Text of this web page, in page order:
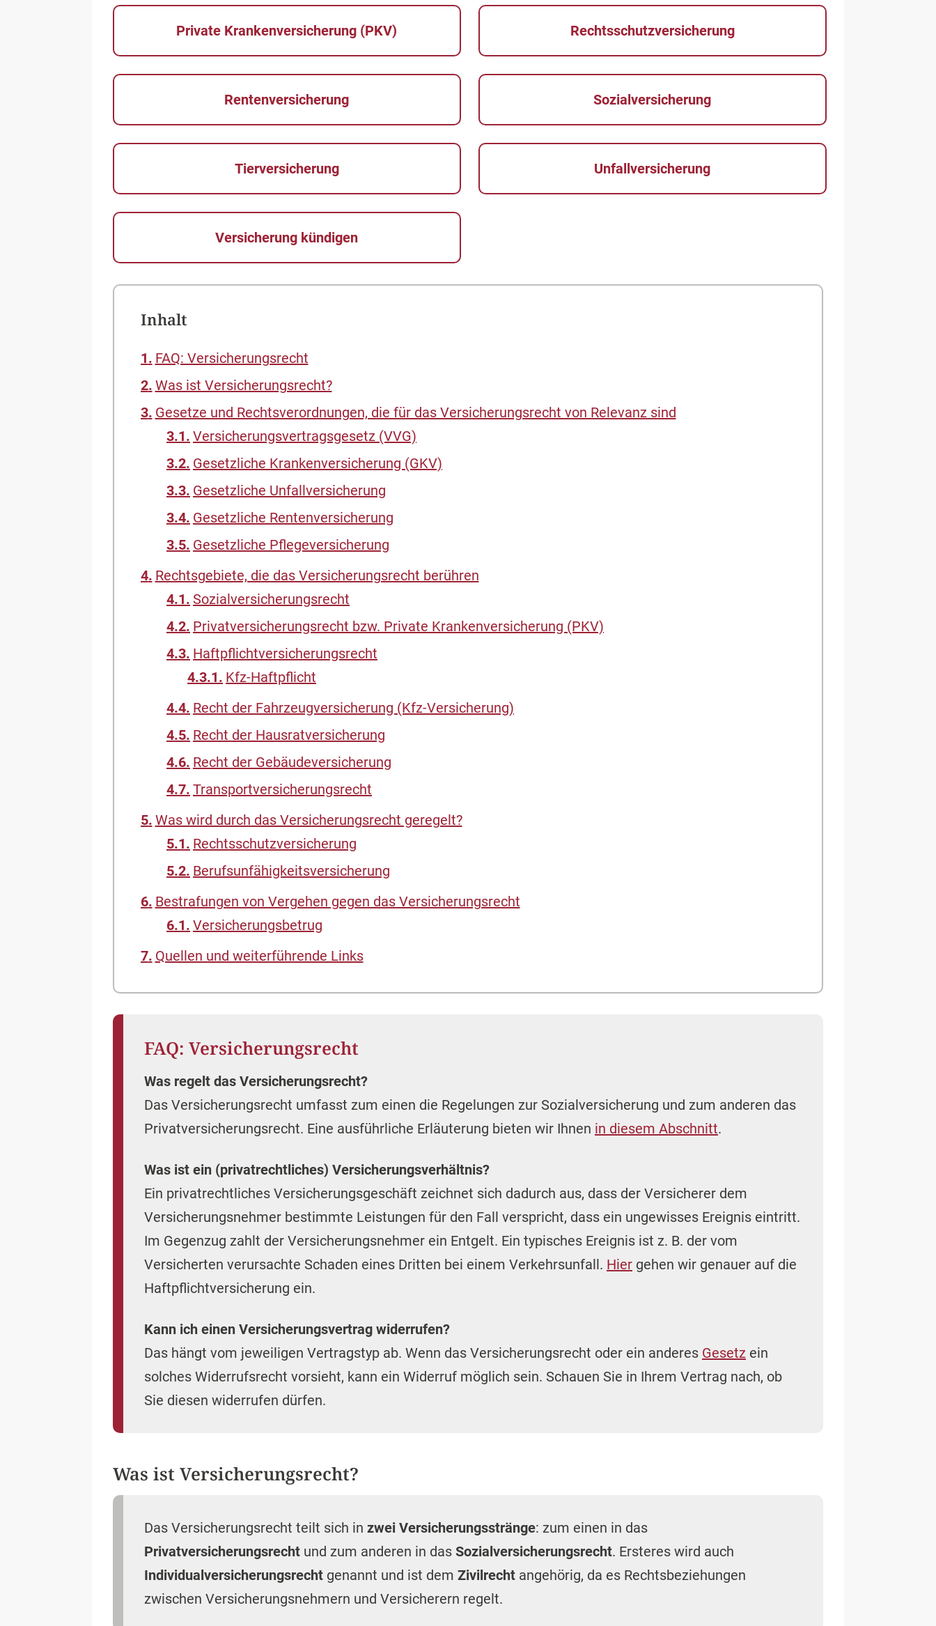
Private Krankenversicherung (PKV) Rechtsschutzversicherung
Rentenversicherung Sozialversicherung
Tierversicherung Unfallversicherung
Versicherung kündigen
Inhalt
FAQ: Versicherungsrecht
Was ist Versicherungsrecht?
Gesetze und Rechtsverordnungen, die für das Versicherungsrecht von Relevanz sind
Versicherungsvertragsgesetz (VVG)
Gesetzliche Krankenversicherung (GKV)
Gesetzliche Unfallversicherung
Gesetzliche Rentenversicherung
Gesetzliche Pflegeversicherung
Rechtsgebiete, die das Versicherungsrecht berühren
Sozialversicherungsrecht
Privatversicherungsrecht bzw. Private Krankenversicherung (PKV)
Haftpflichtversicherungsrecht
Kfz-Haftpflicht
Recht der Fahrzeugversicherung (Kfz-Versicherung)
Recht der Hausratversicherung
Recht der Gebäudeversicherung
Transportversicherungsrecht
Was wird durch das Versicherungsrecht geregelt?
Rechtsschutzversicherung
Berufsunfähigkeitsversicherung
Bestrafungen von Vergehen gegen das Versicherungsrecht
Versicherungsbetrug
Quellen und weiterführende Links
FAQ: Versicherungsrecht
Was regelt das Versicherungsrecht?
Das Versicherungsrecht umfasst zum einen die Regelungen zur Sozialversicherung und zum anderen das
Privatversicherungsrecht. Eine ausführliche Erläuterung bieten wir Ihnen in diesem Abschnitt.
Was ist ein (privatrechtliches) Versicherungsverhältnis?
Ein privatrechtliches Versicherungsgeschäft zeichnet sich dadurch aus, dass der Versicherer dem
Versicherungsnehmer bestimmte Leistungen für den Fall verspricht, dass ein ungewisses Ereignis eintritt.
Im Gegenzug zahlt der Versicherungsnehmer ein Entgelt. Ein typisches Ereignis ist z. B. der vom
Versicherten verursachte Schaden eines Dritten bei einem Verkehrsunfall. Hier gehen wir genauer auf die
Haftpflichtversicherung ein.
Kann ich einen Versicherungsvertrag widerrufen?
Das hängt vom jeweiligen Vertragstyp ab. Wenn das Versicherungsrecht oder ein anderes Gesetz ein
solches Widerrufsrecht vorsieht, kann ein Widerruf möglich sein. Schauen Sie in Ihrem Vertrag nach, ob
Sie diesen widerrufen dürfen.
Was ist Versicherungsrecht?
Das Versicherungsrecht teilt sich in zwei Versicherungsstränge: zum einen in das
Privatversicherungsrecht und zum anderen in das Sozialversicherungsrecht. Ersteres wird auch
Individualversicherungsrecht genannt und ist dem Zivilrecht angehörig, da es Rechtsbeziehungen
zwischen Versicherungsnehmern und Versicherern regelt.